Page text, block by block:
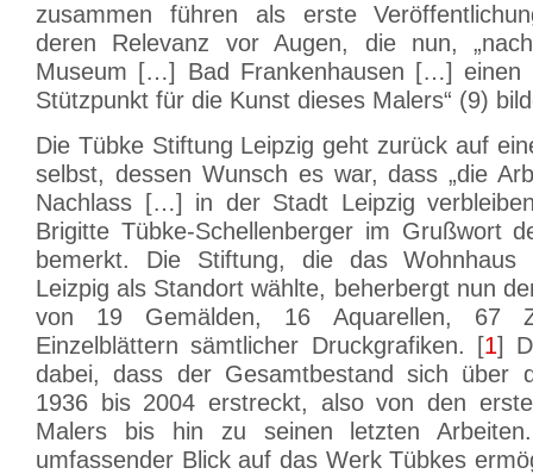
zusammen führen als erste
deren Relevanz vor Augen, die nun,
Museum […] Bad Frankenhausen […] einen
Stützpunkt für die Kunst dieses Malers“ (9)
Die Tübke Stiftung Leipzig geht zurück auf
selbst, dessen Wunsch es war, dass „die
Nachlass […] in der Stadt Leipzig
Brigitte Tübke-Schellenberger im Grußwort
bemerkt. Die Stiftung, die das Wohnhaus
Leizpig als Standort wählte, beherbergt nun
von 19 Gemälden, 16 Aquarellen, 67
Einzelblättern sämtlicher Druckgrafiken. [1]
dabei, dass der Gesamtbestand sich über
1936 bis 2004 erstreckt, also von den
Malers bis hin zu seinen letzten
umfassender Blick auf das Werk Tübkes